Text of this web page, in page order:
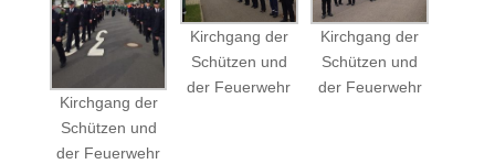
Kirchgang der
Schützen und
der Feuerwehr
Kirchgang der
Schützen und
der Feuerwehr
Kirchgang der
Schützen und
der Feuerwehr